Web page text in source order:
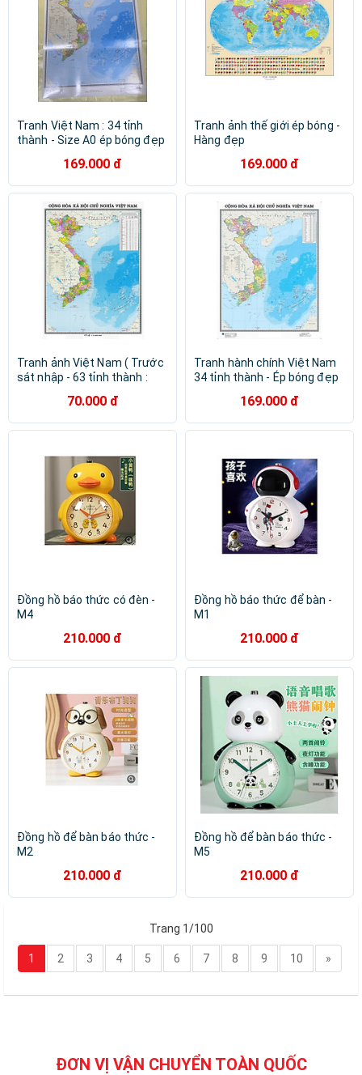
Tranh Việt Nam : 34 tỉnh
thành - Size A0 ép bóng đẹp
169.000 đ
Tranh ảnh thế giới ép bóng -
Hàng đẹp
169.000 đ
Tranh ảnh Việt Nam ( Trước
sát nhập - 63 tỉnh thành :
70.000 đ
Tranh hành chính Việt Nam
34 tỉnh thành - Ép bóng đẹp
169.000 đ
Đồng hồ báo thức có đèn -
M4
210.000 đ
Đồng hồ báo thức để bàn -
M1
210.000 đ
Đồng hồ để bàn báo thức -
M2
210.000 đ
Đồng hồ để bàn báo thức -
M5
210.000 đ
Trang 1/100
1 2 3 4 5 6 7 8 9 10 »
ĐƠN VỊ VẬN CHUYỂN TOÀN QUỐC